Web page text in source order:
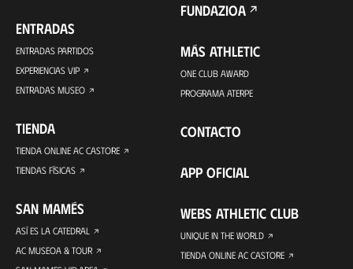
ENTRADAS
ENTRADAS PARTIDOS
EXPERIENCIAS VIP
ENTRADAS MUSEO
TIENDA
TIENDA ONLINE AC CASTORE
TIENDAS FÍSICAS
SAN MAMÉS
ASÍ ES LA CATEDRAL
AC MUSEOA & TOUR
FUNDAZIOA
MÁS ATHLETIC
ONE CLUB AWARD
PROGRAMA ATERPE
CONTACTO
APP OFICIAL
WEBS ATHLETIC CLUB
UNIQUE IN THE WORLD
TIENDA ONLINE AC CASTORE